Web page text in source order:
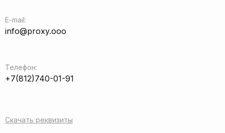
E-mail:
info@proxy.ooo
Телефон:
+7(812)740-01-91
Скачать реквизиты